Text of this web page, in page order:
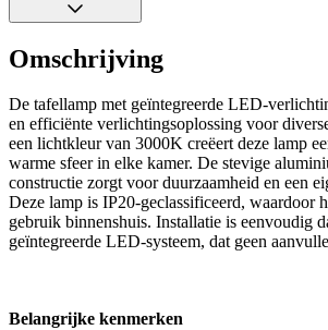
Omschrijving
De tafellamp met geïntegreerde LED-
en efficiënte verlichtingsoplossing voor
een lichtkleur van 3000K creëert deze lamp
warme sfeer in elke kamer. De stevige
constructie zorgt voor duurzaamheid en een
Deze lamp is IP20-geclassificeerd, waardoor
gebruik binnenshuis. Installatie is eenvoudig
geïntegreerde LED-systeem, dat geen
Belangrijke kenmerken